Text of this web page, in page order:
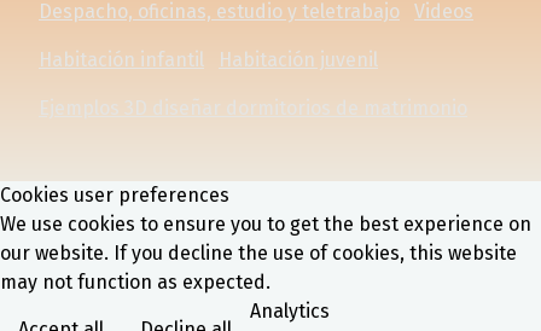
Despacho, oficinas, estudio y teletrabajo Videos
Habitación infantil Habitación juvenil
Ejemplos 3D diseñar dormitorios de matrimonio
Cookies user preferences
We use cookies to ensure you to get the best experience on
our website. If you decline the use of cookies, this website
may not function as expected.
Analytics